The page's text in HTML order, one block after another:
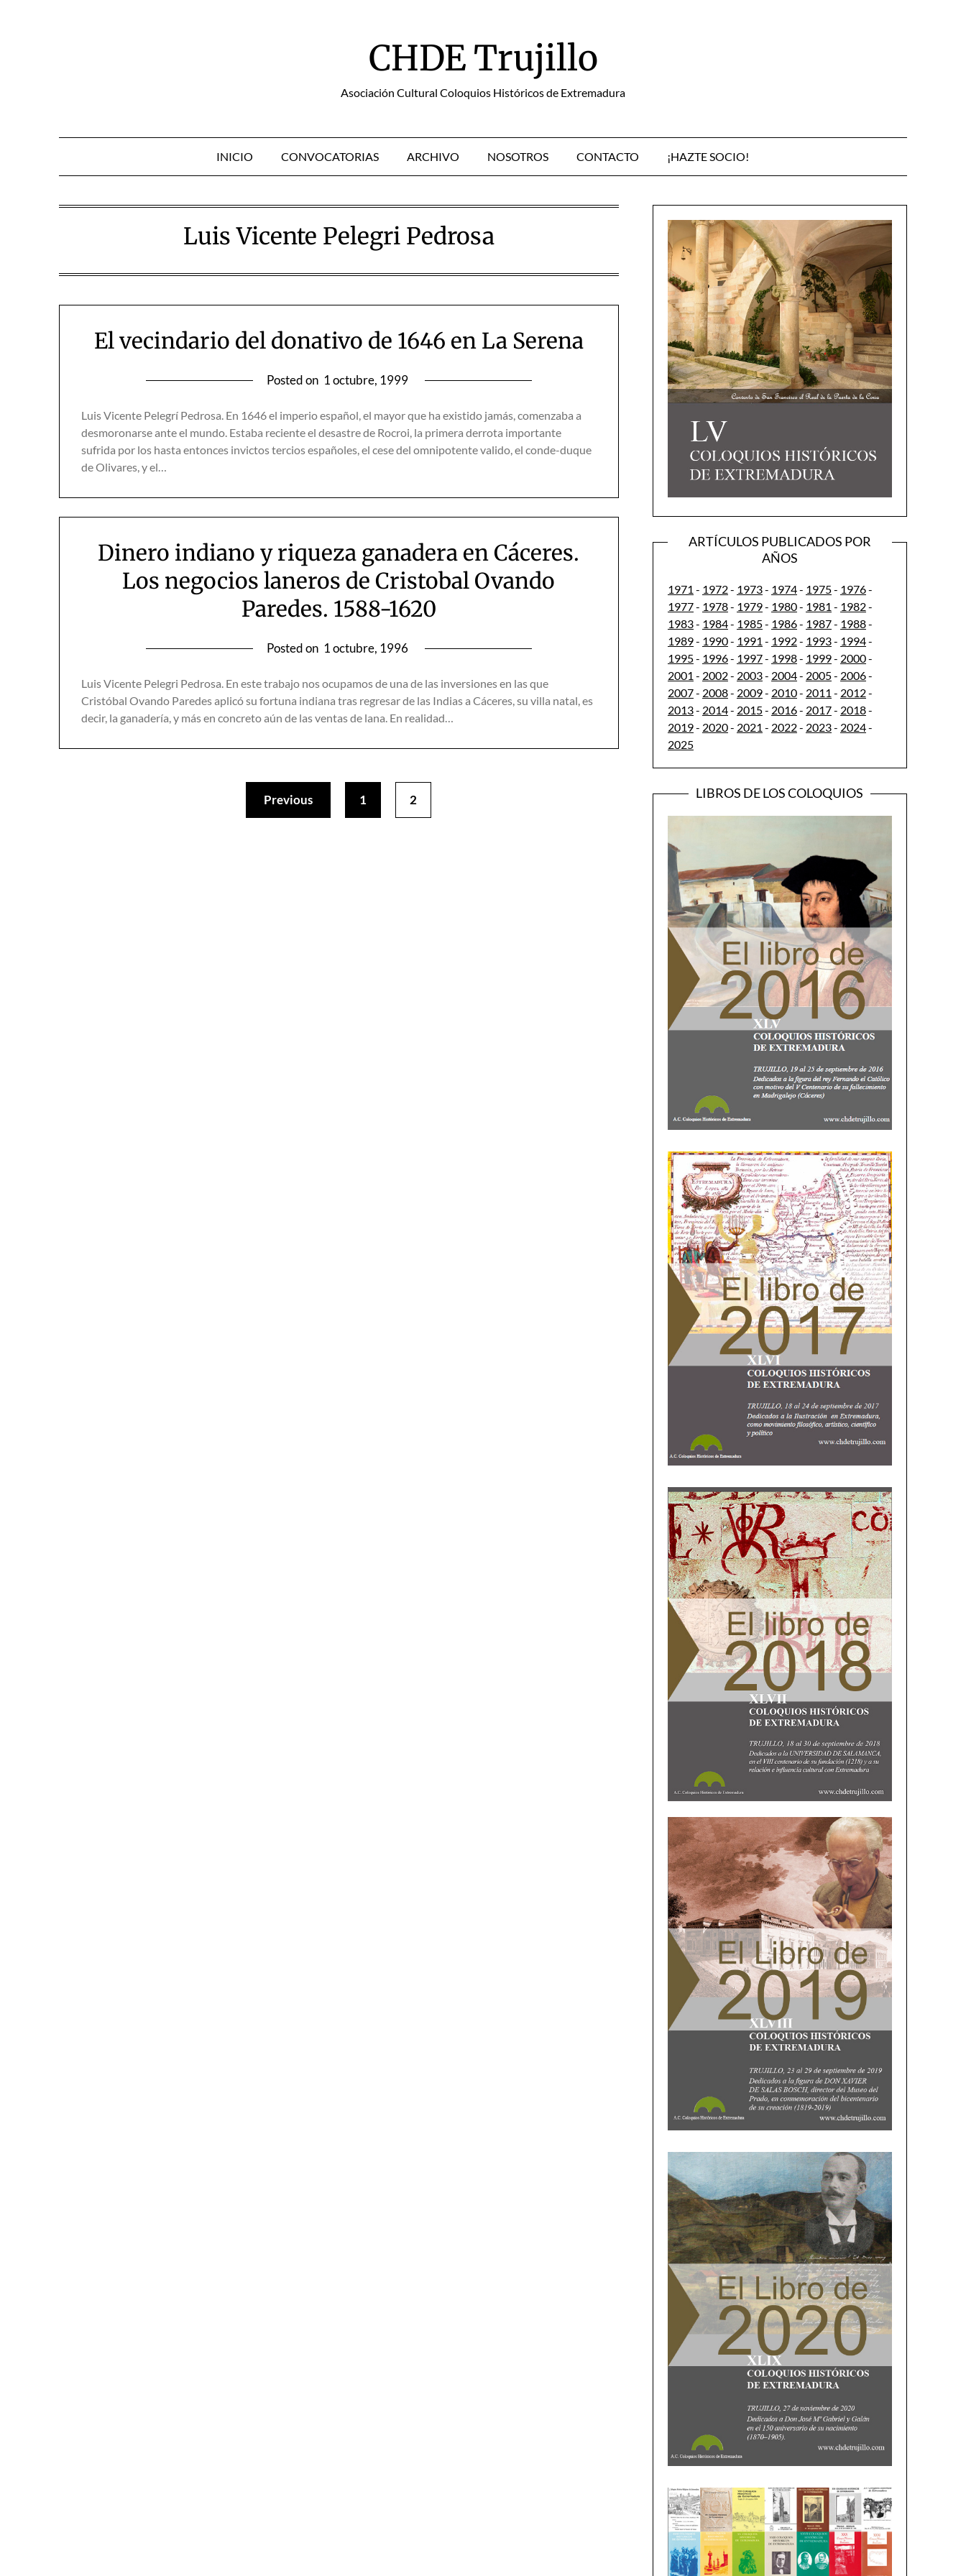
CHDE Trujillo
Asociación Cultural Coloquios Históricos de Extremadura
INICIO CONVOCATORIAS ARCHIVO NOSOTROS CONTACTO ¡HAZTE SOCIO!
Luis Vicente Pelegri Pedrosa
El vecindario del donativo de 1646 en La Serena
Posted on 1 octubre, 1999
Luis Vicente Pelegrí Pedrosa. En 1646 el imperio español, el mayor que ha existido jamás, comenzaba a
desmoronarse ante el mundo. Estaba reciente el desastre de Rocroi, la primera derrota importante
sufrida por los hasta entonces invictos tercios españoles, el cese del omnipotente valido, el conde-duque
de Olivares, y el…
Dinero indiano y riqueza ganadera en Cáceres.
Los negocios laneros de Cristobal Ovando
Paredes. 1588-1620
Posted on 1 octubre, 1996
Luis Vicente Pelegri Pedrosa. En este trabajo nos ocupamos de una de las inversiones en las que
Cristóbal Ovando Paredes aplicó su fortuna indiana tras regresar de las Indias a Cáceres, su villa natal, es
decir, la ganadería, y más en concreto aún de las ventas de lana. En realidad…
Previous 1 2
ARTÍCULOS PUBLICADOS POR
AÑOS
1971 - 1972- 1973- 1974- 1975- 1976-
1977- 1978- 1979- 1980- 1981 - 1982-
1983- 1984- 1985- 1986- 1987- 1988-
1989- 1990- 1991 - 1992- 1993- 1994-
1995- 1996- 1997- 1998- 1999- 2000-
2001 - 2002- 2003- 2004- 2005- 2006-
2007- 2008- 2009- 2010- 2011 - 2012-
2013- 2014- 2015- 2016- 2017- 2018-
2019- 2020- 2021 - 2022- 2023- 2024-
2025
LIBROS DE LOS COLOQUIOS